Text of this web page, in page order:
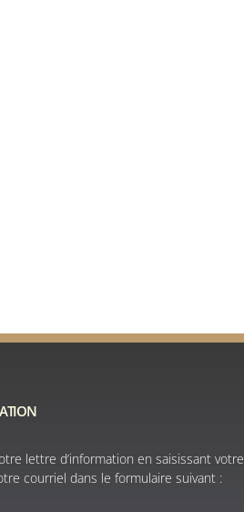
lettre d’information en saisissant votre
courriel dans le formulaire suivant :